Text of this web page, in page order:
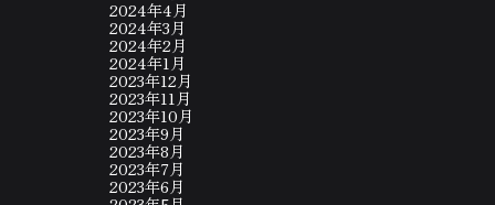
2024年4月
2024年3月
2024年2月
2024年1月
2023年12月
2023年11月
2023年10月
2023年9月
2023年8月
2023年7月
2023年6月